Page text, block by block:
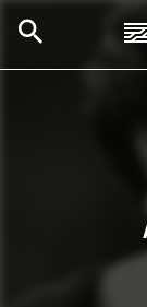
Skip to main content
Centre